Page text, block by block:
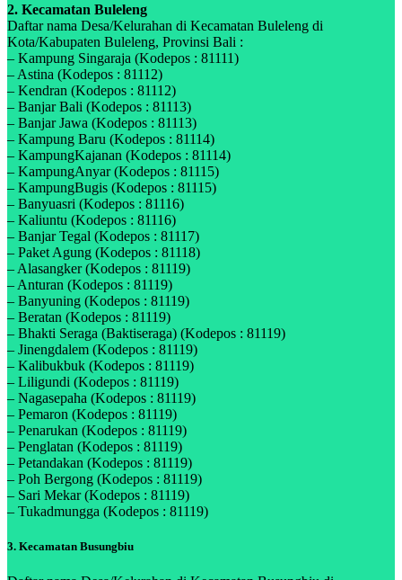
2. Kecamatan Buleleng
Daftar nama Desa/Kelurahan di Kecamatan Buleleng di
Kota/Kabupaten Buleleng, Provinsi Bali :
– Kampung Singaraja (Kodepos : 81111)
– Astina (Kodepos : 81112)
– Kendran (Kodepos : 81112)
– Banjar Bali (Kodepos : 81113)
– Banjar Jawa (Kodepos : 81113)
– Kampung Baru (Kodepos : 81114)
– KampungKajanan (Kodepos : 81114)
– KampungAnyar (Kodepos : 81115)
– KampungBugis (Kodepos : 81115)
– Banyuasri (Kodepos : 81116)
– Kaliuntu (Kodepos : 81116)
– Banjar Tegal (Kodepos : 81117)
– Paket Agung (Kodepos : 81118)
– Alasangker (Kodepos : 81119)
– Anturan (Kodepos : 81119)
– Banyuning (Kodepos : 81119)
– Beratan (Kodepos : 81119)
– Bhakti Seraga (Baktiseraga) (Kodepos : 81119)
– Jinengdalem (Kodepos : 81119)
– Kalibukbuk (Kodepos : 81119)
– Liligundi (Kodepos : 81119)
– Nagasepaha (Kodepos : 81119)
– Pemaron (Kodepos : 81119)
– Penarukan (Kodepos : 81119)
– Penglatan (Kodepos : 81119)
– Petandakan (Kodepos : 81119)
– Poh Bergong (Kodepos : 81119)
– Sari Mekar (Kodepos : 81119)
– Tukadmungga (Kodepos : 81119)
3. Kecamatan Busungbiu